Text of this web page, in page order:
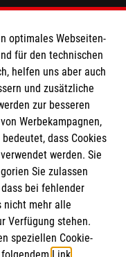
optimales Webseiten-
für den technischen
helfen uns aber auch
und zusätzliche
zur besseren
Werbekampagnen,
dass Cookies
werden. Sie
Sie zulassen
bei fehlender
nicht mehr alle
Verfügung stehen.
speziellen Cookie-